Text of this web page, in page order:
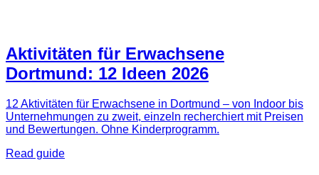
Aktivitäten für Erwachsene
Dortmund: 12 Ideen 2026
12 Aktivitäten für Erwachsene in Dortmund – von Indoor bis
Unternehmungen zu zweit, einzeln recherchiert mit Preisen
und Bewertungen. Ohne Kinderprogramm.
Read guide